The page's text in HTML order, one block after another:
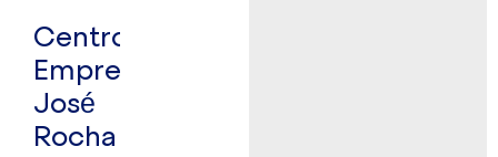
Centro
Empresarial
José
Rocha